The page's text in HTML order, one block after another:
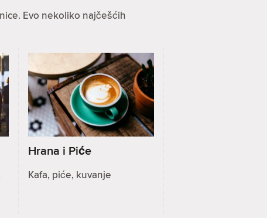
Evo nekoliko najčešćih
Hrana i Piće
Kafa, piće, kuvanje